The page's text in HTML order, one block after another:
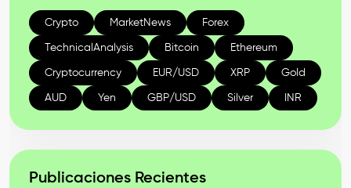
Crypto MarketNews Forex
TechnicalAnalysis Bitcoin Ethereum
Cryptocurrency EUR/USD XRP Gold
AUD Yen GBP/USD Silver INR
Publicaciones Recientes